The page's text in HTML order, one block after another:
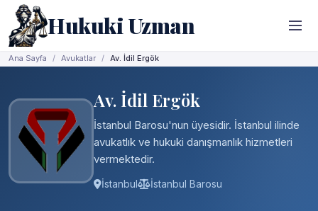
Hukuki Uzman
Ana Sayfa Avukatlar Av. İdil Ergök
Av. İdil Ergök
İstanbul Barosu'nun üyesidir. İstanbul ilinde
avukatlık ve hukuki danışmanlık hizmetleri
vermektedir.
İstanbul İstanbul Barosu